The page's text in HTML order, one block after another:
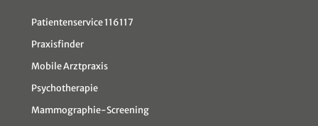
Patientenservice 116117
Praxisfinder
Mobile Arztpraxis
Psychotherapie
Mammographie-Screening